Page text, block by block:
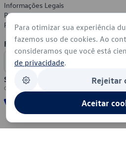
Informações Legais
Política de Privacidade
Política de Cookies
Formas de Pagamento
Segurança
Para otimizar sua experiência
fazemos uso de cookies. Ao
consideramos que você está
de privacidade.
Rejeitar
Aceitar